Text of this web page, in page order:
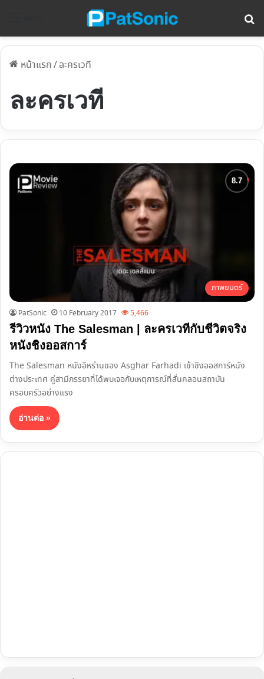
หน้าแรก/ละครเวที
ละครเวที
ภาพยนตร์
PatSonic 10 February 2017 5,466
รีวิวหนัง The Salesman | ละครเวทีกับชีวิตจริง
หนังชิงออสการ์
The Salesman หนังอิหร่านของ Asghar Farhadi เข้าชิงออสการ์หนัง
ต่างประเทศ คู่สามีภรรยาที่ได้พบเจอกับเหตุการณ์ที่สั่นคลอนสถาบัน
ครอบครัวอย่างแรง
อ่านต่อ »